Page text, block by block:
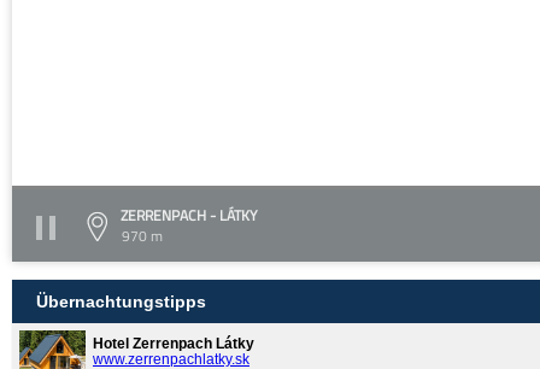
ZERRENPACH - LÁTKY
970 m
Übernachtungstipps
Hotel Zerrenpach Látky
www.zerrenpachlatky.sk